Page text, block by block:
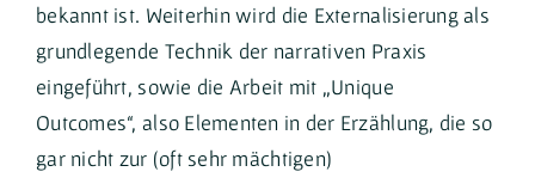
bekannt ist. Weiterhin wird die Externalisierung als
grundlegende Technik der narrativen Praxis
eingeführt, sowie die Arbeit mit „Unique
Outcomes“, also Elementen in der Erzählung, die so
gar nicht zur (oft sehr mächtigen)